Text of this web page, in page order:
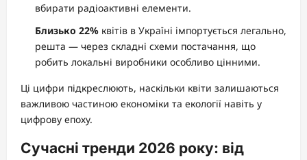
вбирати радіоактивні елементи.
Близько 22% квітів в Україні імпортується легально,
решта — через складні схеми постачання, що
робить локальні виробники особливо цінними.
Ці цифри підкреслюють, наскільки квіти залишаються
важливою частиною економіки та екології навіть у
цифрову епоху.
Сучасні тренди 2026 року: від